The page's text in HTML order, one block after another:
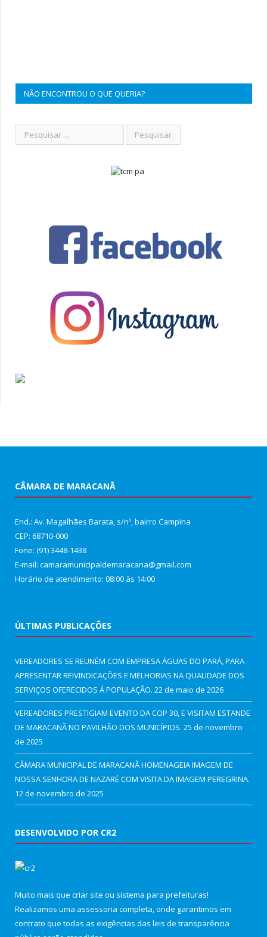
NÃO ENCONTROU O QUE QUERIA?
CÂMARA DE MARACANÃ
End.: Av. Magalhães Barata, s/nº, bairro Campina
CEP: 68710-000
Fone: (91) 3448-1438
E-mail: camaramunicipaldemaracana@gmail.com
Horário de atendimento: 08:00 às 14:00
ÚLTIMAS PUBLICAÇÕES
VEREADORES SE REUNÉM COM EMPRESA ÁGUAS DO PARÁ, PARA
APRESENTAR REIVINDICAÇÕES E MELHORIAS NA QUALIDADE DOS
SERVIÇOS OFERECIDOS Á POPULAÇÃO. 22 de maio de 2026
VEREADORES PRESTIGIAM EVENTO DA COP 30, E VISITAM ESTANDE
DE MARACANÃ NO PAVILHÃO DOS MUNICÍPIOS. 25 de novembro
de 2025
CÂMARA MUNICIPAL DE MARACANÃ HOMENAGEIA IMAGEM DE
NOSSA SENHORA DE NAZARÉ COM VISITA DA IMAGEM PEREGRINA.
12 de novembro de 2025
DESENVOLVIDO POR CR2
Muito mais que criar site ou sistema para prefeituras!
Realizamos uma assessoria completa, onde garantimos em
contrato que todas as exigências das leis de transparência